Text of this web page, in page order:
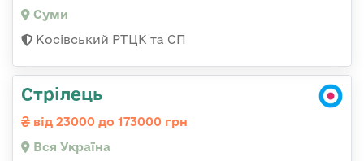
Суми
Косівський РТЦК та СП
Стрілець
від 23000 до 173000 грн
Вся Україна